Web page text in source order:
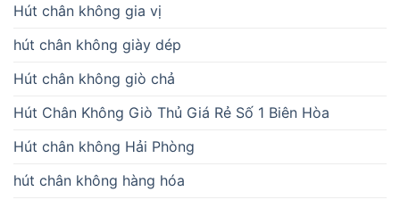
Hút chân không gia vị
hút chân không giày dép
Hút chân không giò chả
Hút Chân Không Giò Thủ Giá Rẻ Số 1 Biên Hòa
Hút chân không Hải Phòng
hút chân không hàng hóa